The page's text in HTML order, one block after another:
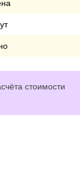
стоимости